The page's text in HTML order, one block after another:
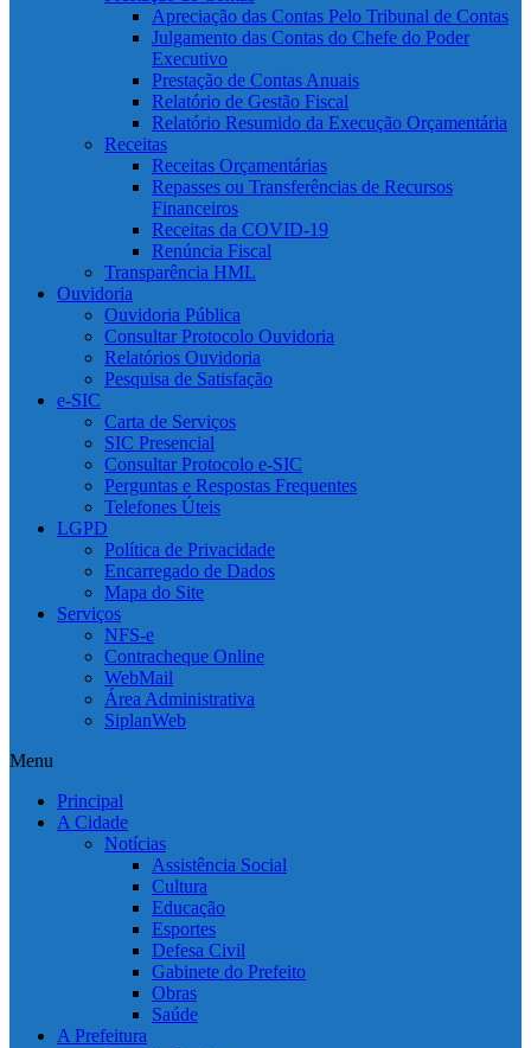
Apreciação das Contas Pelo Tribunal de Contas
Julgamento das Contas do Chefe do Poder
Executivo
Prestação de Contas Anuais
Relatório de Gestão Fiscal
Relatório Resumido da Execução Orçamentária
Receitas
Receitas Orçamentárias
Repasses ou Transferências de Recursos
Financeiros
Receitas da COVID-19
Renúncia Fiscal
Transparência HML
Ouvidoria
Ouvidoria Pública
Consultar Protocolo Ouvidoria
Relatórios Ouvidoria
Pesquisa de Satisfação
e-SIC
Carta de Serviços
SIC Presencial
Consultar Protocolo e-SIC
Perguntas e Respostas Frequentes
Telefones Úteis
LGPD
Política de Privacidade
Encarregado de Dados
Mapa do Site
Serviços
NFS-e
Contracheque Online
WebMail
Área Administrativa
SiplanWeb
Menu
Principal
A Cidade
Notícias
Assistência Social
Cultura
Educação
Esportes
Defesa Civil
Gabinete do Prefeito
Obras
Saúde
A Prefeitura